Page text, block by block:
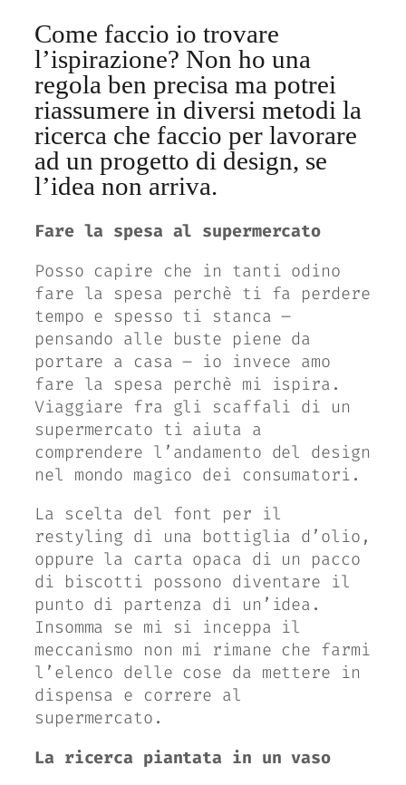
Come faccio io trovare
l’ispirazione? Non ho una
regola ben precisa ma potrei
riassumere in diversi metodi la
ricerca che faccio per lavorare
ad un progetto di design, se
l’idea non arriva.
Fare la spesa al supermercato
Posso capire che in tanti odino
fare la spesa perchè ti fa perdere
tempo e spesso ti stanca –
pensando alle buste piene da
portare a casa – io invece amo
fare la spesa perchè mi ispira.
Viaggiare fra gli scaffali di un
supermercato ti aiuta a
comprendere l’andamento del design
nel mondo magico dei consumatori.
La scelta del font per il
restyling di una bottiglia d’olio,
oppure la carta opaca di un pacco
di biscotti possono diventare il
punto di partenza di un’idea.
Insomma se mi si inceppa il
meccanismo non mi rimane che farmi
l’elenco delle cose da mettere in
dispensa e correre al
supermercato.
La ricerca piantata in un vaso